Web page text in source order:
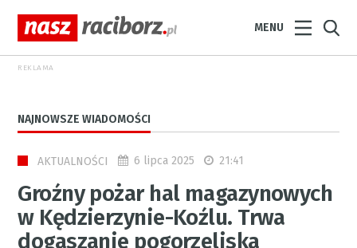
MENU
REKLAMA
NAJNOWSZE WIADOMOŚCI
AKTUALNOŚCI 6 lipca 2025 21:41
Groźny pożar hal magazynowych
w Kędzierzynie-Koźlu. Trwa
dogaszanie pogorzeliska